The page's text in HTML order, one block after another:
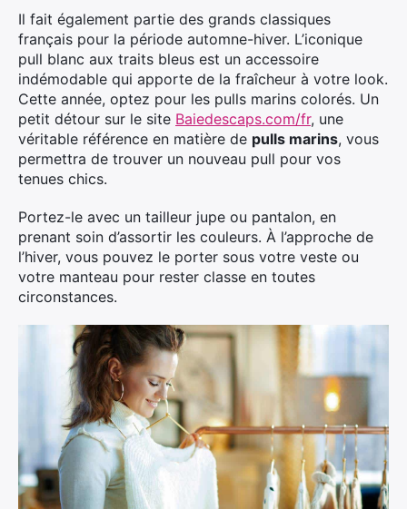
Il fait également partie des grands classiques
français pour la période automne-hiver. L’iconique
pull blanc aux traits bleus est un accessoire
indémodable qui apporte de la fraîcheur à votre look.
Cette année, optez pour les pulls marins colorés. Un
petit détour sur le site Baiedescaps.com/fr, une
véritable référence en matière de pulls marins, vous
permettra de trouver un nouveau pull pour vos
tenues chics.
Portez-le avec un tailleur jupe ou pantalon, en
prenant soin d’assortir les couleurs. À l’approche de
l’hiver, vous pouvez le porter sous votre veste ou
votre manteau pour rester classe en toutes
circonstances.